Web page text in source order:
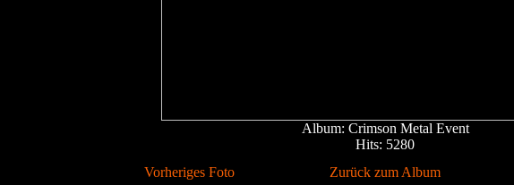
Album: Crimson Metal Event
Hits: 5280
Vorheriges Foto
Zurück zum Album